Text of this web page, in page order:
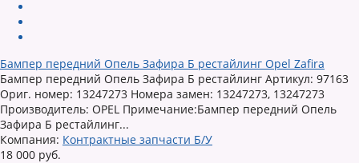
Бампер передний Опель Зафира Б рестайлинг Opel Zafira
Бампер передний Опель Зафира Б рестайлинг Артикул: 97163
Ориг. номер: 13247273 Номера замен: 13247273, 13247273
Производитель: OPEL Примечание:Бампер передний Опель
Зафира Б рестайлинг...
Компания: Контрактные запчасти Б/У
18 000 руб.